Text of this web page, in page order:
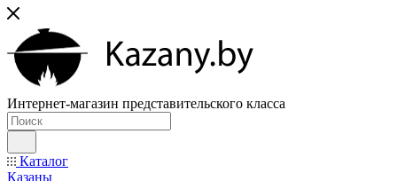
Интернет-магазин представительского класса
Каталог
Казаны